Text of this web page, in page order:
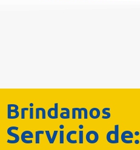
Brindamos
Servicio de: